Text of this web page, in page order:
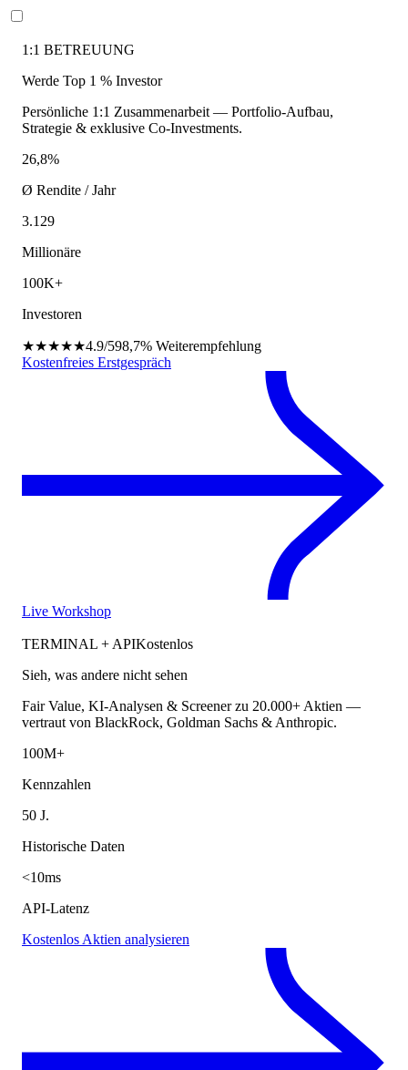
1:1 BETREUUNG
Werde Top 1 % Investor
Persönliche 1:1 Zusammenarbeit — Portfolio-Aufbau,
Strategie & exklusive Co-Investments.
26,8%
Ø Rendite / Jahr
3.129
Millionäre
100K+
Investoren
★★★★★4.9/598,7% Weiterempfehlung
Kostenfreies Erstgespräch
Live Workshop
TERMINAL + APIKostenlos
Sieh, was andere nicht sehen
Fair Value, KI-Analysen & Screener zu 20.000+ Aktien —
vertraut von BlackRock, Goldman Sachs & Anthropic.
100M+
Kennzahlen
50 J.
Historische Daten
<10ms
API-Latenz
Kostenlos Aktien analysieren